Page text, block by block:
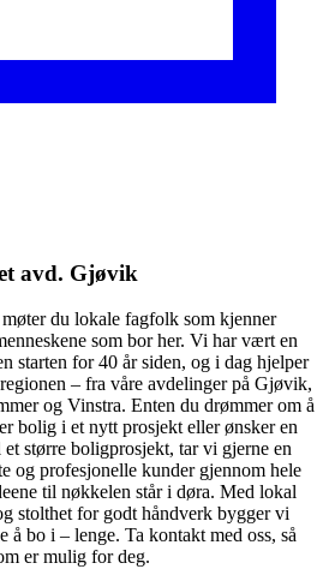
avd. Gjøvik
du lokale fagfolk som kjenner
som bor her. Vi har vært en
starten for 40 år siden, og i dag hjelper
– fra våre avdelinger på Gjøvik,
og Vinstra. Enten du drømmer om å
bolig i et nytt prosjekt eller ønsker en
større boligprosjekt, tar vi gjerne en
og profesjonelle kunder gjennom hele
til nøkkelen står i døra. Med lokal
stolthet for godt håndverk bygger vi
å bo i – lenge. Ta kontakt med oss, så
er mulig for deg.